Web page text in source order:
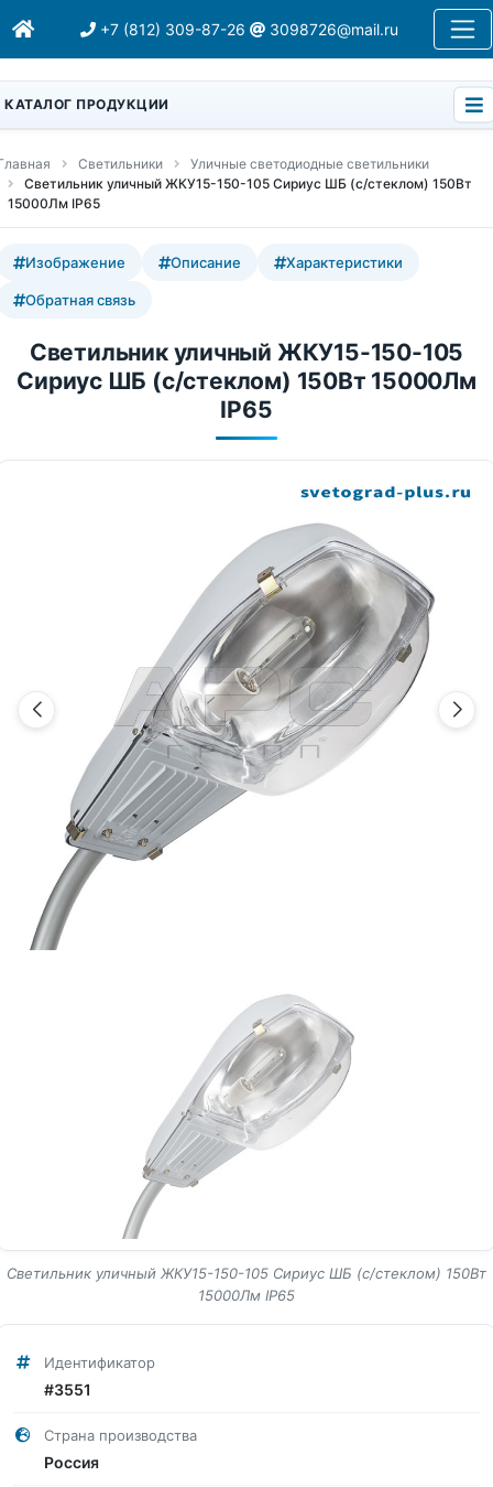
+7 (812) 309-87-26 3098726@mail.ru
КАТАЛОГ ПРОДУКЦИИ
Светильники
Уличные светодиодные светильники
Светильник уличный ЖКУ15-150-105 Сириус ШБ (с/стеклом) 150Вт
15000Лм IP65
Изображение Описание Характеристики
Обратная связь
Светильник уличный ЖКУ15-150-105
Сириус ШБ (с/стеклом) 150Вт 15000Лм
IP65
Светильник уличный ЖКУ15-150-105 Сириус ШБ (с/стеклом) 150Вт
15000Лм IP65
Идентификатор
#3551
Страна производства
Россия